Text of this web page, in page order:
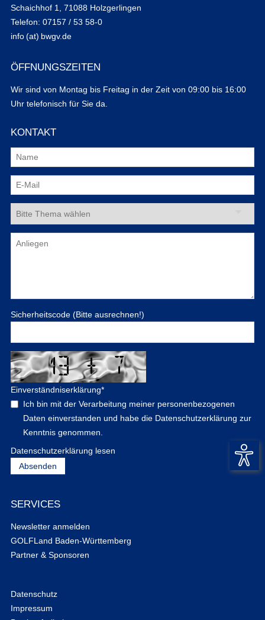
Schaichhof 1, 71088 Holzgerlingen
Telefon: 07157 / 53 58-0
info (at) bwgv.de
ÖFFNUNGSZEITEN
Wir sind von Montag bis Freitag in der Zeit von 09:00 bis 16:00
Uhr telefonisch für Sie da.
KONTAKT
Sicherheitscode (Bitte ausrechnen!)
Einverständniserklärung*
Ich bin mit der Verarbeitung meiner personenbezogenen
Daten einverstanden und habe die Datenschutzerklärung zur
Kenntnis genommen.
Datenschutzerklärung lesen
SERVICES
Newsletter anmelden
GOLFLand Baden-Württemberg
Partner & Sponsoren
Datenschutz
Impressum